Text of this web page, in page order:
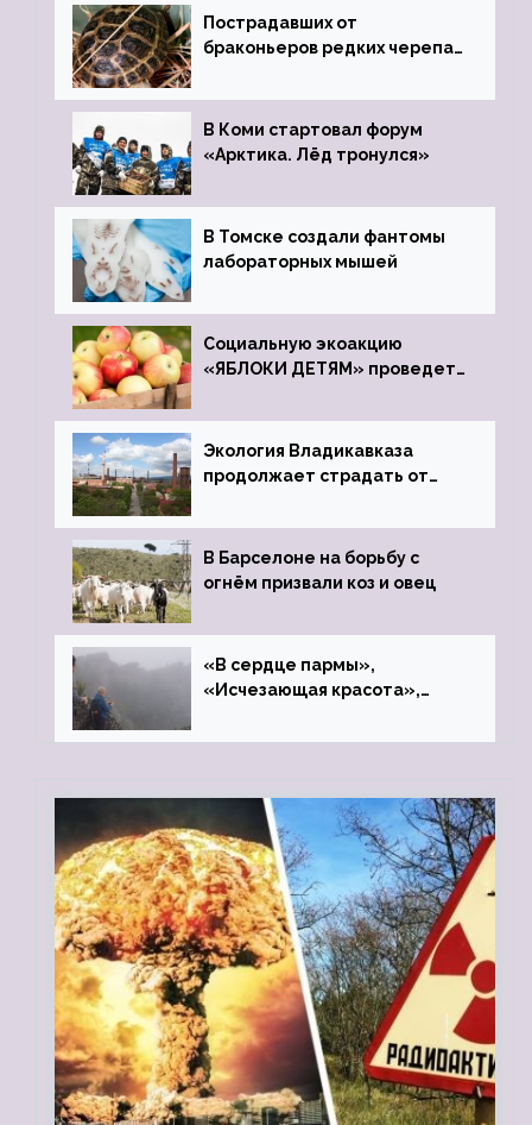
Пострадавших от
браконьеров редких черепах
зоопарк
В Коми стартовал форум
«Арктика. Лёд тронулся»
В Томске создали фантомы
лабораторных мышей
Социальную экоакцию
«ЯБЛОКИ ДЕТЯМ» проведет
Экология Владикавказа
продолжает страдать от
В Барселоне на борьбу с
огнём призвали коз и овец
«В сердце пармы»,
«Исчезающая красота»,